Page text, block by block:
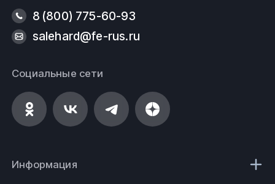
8 (800) 775-60-93
salehard@fe-rus.ru
Социальные сети
Информация